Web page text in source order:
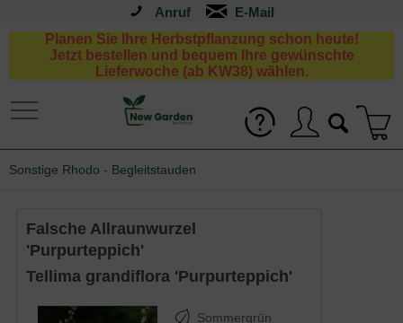
Anruf
Planen Sie Ihre Herbstpflanzung schon heute!
Jetzt bestellen und bequem Ihre gewünschte
Lieferwoche (ab KW38) wählen.
Sonstige Rhodo - Begleitstauden
Falsche Allraunwurzel
'Purpurteppich'
Tellima grandiflora 'Purpurteppich'
Sommergrün